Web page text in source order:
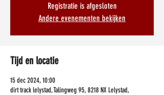
Registratie is afgesloten
Andere evenementen bekijken
Tijd en locatie
15 dec 2024, 10:00
dirt track lelystad, Talingweg 95, 8218 NX Lelystad,